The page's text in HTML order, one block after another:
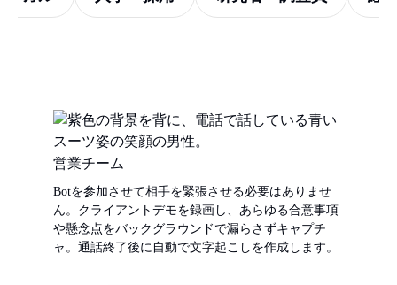
営業チーム
Botを参加させて相手を緊張させる必要はありませ
ん。クライアントデモを録画し、あらゆる合意事項
や懸念点をバックグラウンドで漏らさずキャプチ
ャ。通話終了後に自動で文字起こしを作成します。